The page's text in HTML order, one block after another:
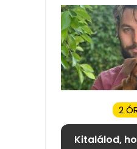
2
Kitalálod,